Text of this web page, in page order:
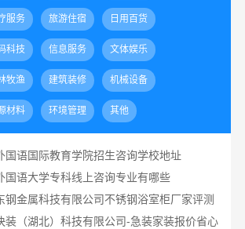
服务 旅游住宿 日用百货
科技 信息服务 文体娱乐
牧渔 建筑装修 机械设备
材料 环境管理 其他
国语国际教育学院招生咨询学校地址
国语大学专科线上咨询专业有哪些
钢金属科技有限公司不锈钢浴室柜厂家评测
装（湖北）科技有限公司-急装家装报价省心